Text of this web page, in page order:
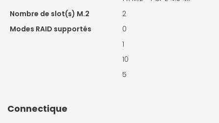
Nombre de slot(s) M.2
2
Modes RAID supportés
0
1
10
5
Connectique